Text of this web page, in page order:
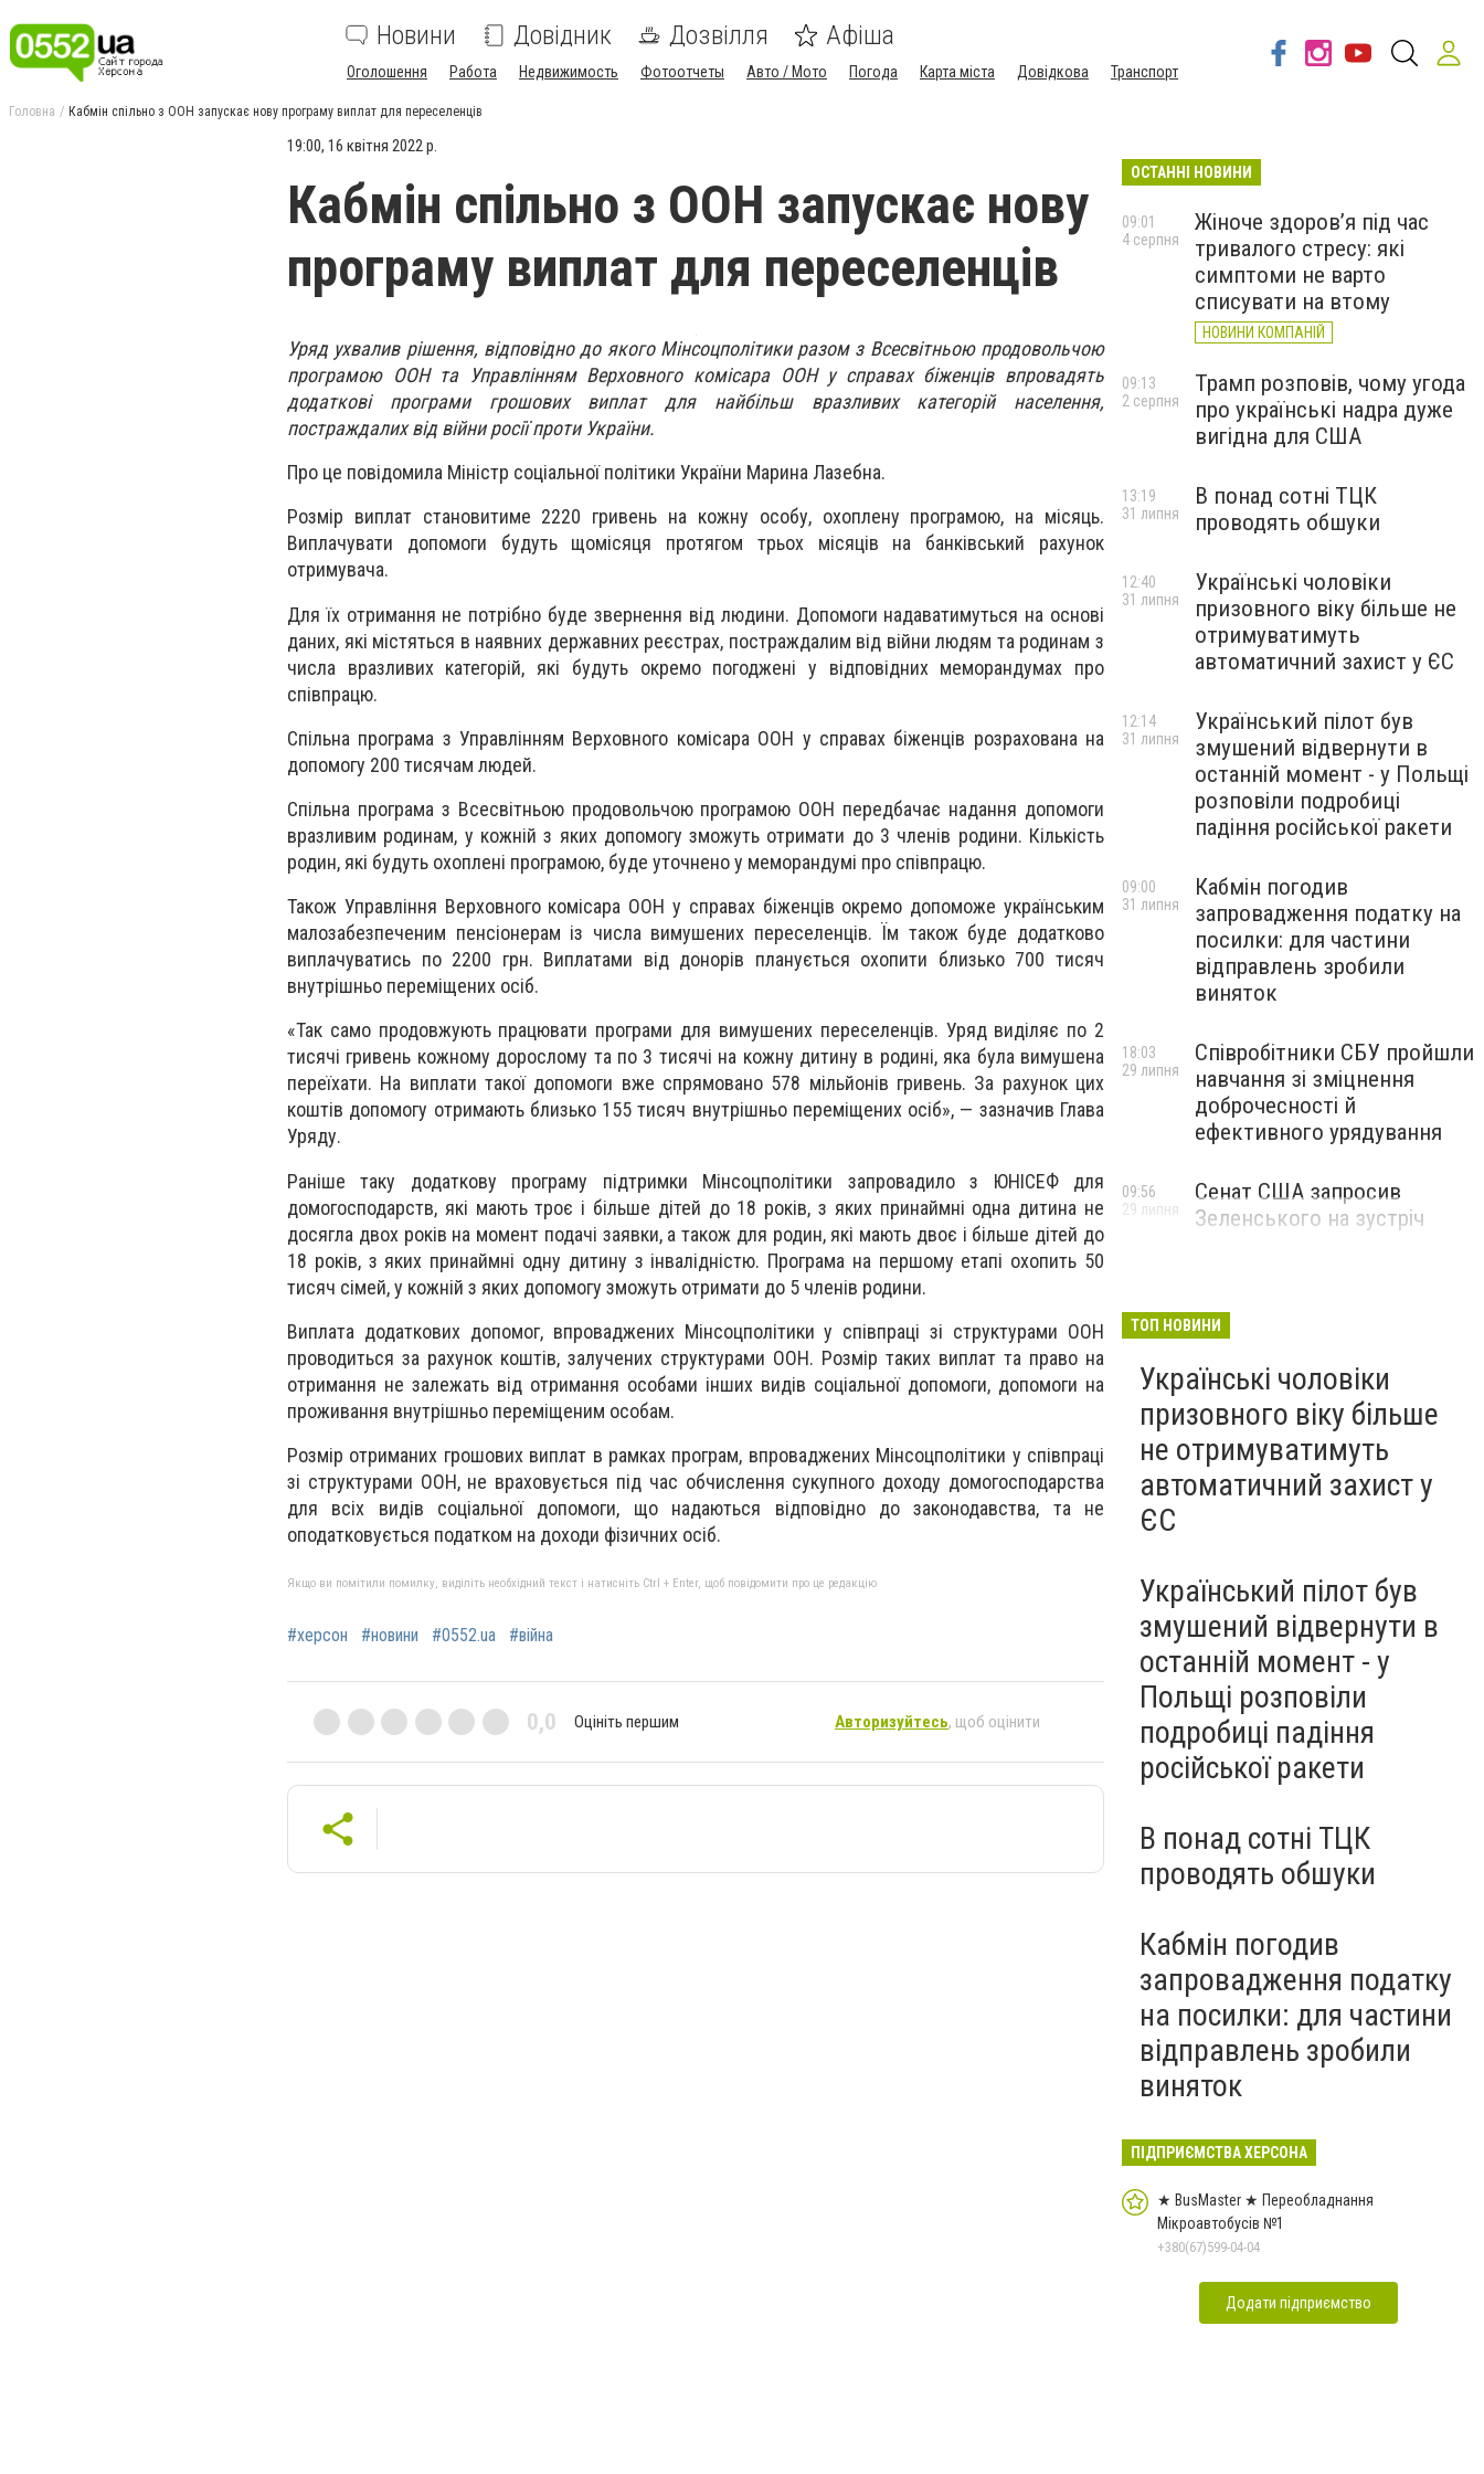
Новини Довідник Дозвілля Афіша
Оголошення Работа Недвижимость Фотоотчеты Авто / Мото Погода Карта міста Довідкова Транспорт
Головна Кабмін спільно з ООН запускає нову програму виплат для переселенців
19:00, 16 квітня 2022 р.
Кабмін спільно з ООН запускає нову
програму виплат для переселенців
Уряд ухвалив рішення, відповідно до якого Мінсоцполітики разом з Всесвітньою продовольчою
програмою ООН та Управлінням Верховного комісара ООН у справах біженців впровадять
додаткові програми грошових виплат для найбільш вразливих категорій населення,
постраждалих від війни росії проти України.
Про це повідомила Міністр соціальної політики України Марина Лазебна.
Розмір виплат становитиме 2220 гривень на кожну особу, охоплену програмою, на місяць.
Виплачувати допомоги будуть щомісяця протягом трьох місяців на банківський рахунок
отримувача.
Для їх отримання не потрібно буде звернення від людини. Допомоги надаватимуться на основі
даних, які містяться в наявних державних реєстрах, постраждалим від війни людям та родинам з
числа вразливих категорій, які будуть окремо погоджені у відповідних меморандумах про
співпрацю.
Спільна програма з Управлінням Верховного комісара ООН у справах біженців розрахована на
допомогу 200 тисячам людей.
Спільна програма з Всесвітньою продовольчою програмою ООН передбачає надання допомоги
вразливим родинам, у кожній з яких допомогу зможуть отримати до 3 членів родини. Кількість
родин, які будуть охоплені програмою, буде уточнено у меморандумі про співпрацю.
Також Управління Верховного комісара ООН у справах біженців окремо допоможе українським
малозабезпеченим пенсіонерам із числа вимушених переселенців. Їм також буде додатково
виплачуватись по 2200 грн. Виплатами від донорів планується охопити близько 700 тисяч
внутрішньо переміщених осіб.
«Так само продовжують працювати програми для вимушених переселенців. Уряд виділяє по 2
тисячі гривень кожному дорослому та по 3 тисячі на кожну дитину в родині, яка була вимушена
переїхати. На виплати такої допомоги вже спрямовано 578 мільйонів гривень. За рахунок цих
коштів допомогу отримають близько 155 тисяч внутрішньо переміщених осіб», — зазначив Глава
Уряду.
Раніше таку додаткову програму підтримки Мінсоцполітики запровадило з ЮНІСЕФ для
домогосподарств, які мають троє і більше дітей до 18 років, з яких принаймні одна дитина не
досягла двох років на момент подачі заявки, а також для родин, які мають двоє і більше дітей до
18 років, з яких принаймні одну дитину з інвалідністю. Програма на першому етапі охопить 50
тисяч сімей, у кожній з яких допомогу зможуть отримати до 5 членів родини.
Виплата додаткових допомог, впроваджених Мінсоцполітики у співпраці зі структурами ООН
проводиться за рахунок коштів, залучених структурами ООН. Розмір таких виплат та право на
отримання не залежать від отримання особами інших видів соціальної допомоги, допомоги на
проживання внутрішньо переміщеним особам.
Розмір отриманих грошових виплат в рамках програм, впроваджених Мінсоцполітики у співпраці
зі структурами ООН, не враховується під час обчислення сукупного доходу домогосподарства
для всіх видів соціальної допомоги, що надаються відповідно до законодавства, та не
оподатковується податком на доходи фізичних осіб.
Якщо ви помітили помилку, виділіть необхідний текст і натисніть Ctrl + Enter, щоб повідомити про це редакцію
#херсон #новини #0552.ua #війна
0,0 Оцініть першим Авторизуйтесь, щоб оцінити
ОСТАННІ НОВИНИ
Жіноче здоров’я під час
тривалого стресу: які
симптоми не варто
списувати на втому
НОВИНИ КОМПАНІЙ
09:01
4 серпня
Трамп розповів, чому угода
про українські надра дуже
вигідна для США
09:13
2 серпня
В понад сотні ТЦК
проводять обшуки
13:19
31 липня
Українські чоловіки
призовного віку більше не
отримуватимуть
автоматичний захист у ЄС
12:40
31 липня
Український пілот був
змушений відвернути в
останній момент - у Польщі
розповіли подробиці
падіння російської ракети
12:14
31 липня
Кабмін погодив
запровадження податку на
посилки: для частини
відправлень зробили
виняток
09:00
31 липня
Співробітники СБУ пройшли
навчання зі зміцнення
доброчесності й
ефективного урядування
18:03
29 липня
Сенат США запросив
Зеленського на зустріч
09:56
29 липня
ТОП НОВИНИ
Українські чоловіки
призовного віку більше
не отримуватимуть
автоматичний захист у
ЄС
Український пілот був
змушений відвернути в
останній момент - у
Польщі розповіли
подробиці падіння
російської ракети
В понад сотні ТЦК
проводять обшуки
Кабмін погодив
запровадження податку
на посилки: для частини
відправлень зробили
виняток
ПІДПРИЄМСТВА ХЕРСОНА
★ BusMaster ★ Переобладнання
Мікроавтобусів №1
+380(67)599-04-04
Додати підприємство